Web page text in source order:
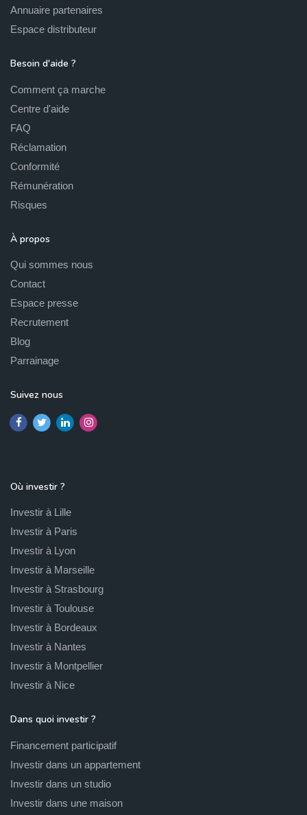
Annuaire partenaires
Espace distributeur
Besoin d'aide ?
Comment ça marche
Centre d'aide
FAQ
Réclamation
Conformité
Rémunération
Risques
À propos
Qui sommes nous
Contact
Espace presse
Recrutement
Blog
Parrainage
Suivez nous
Où investir ?
Investir à Lille
Investir à Paris
Investir à Lyon
Investir à Marseille
Investir à Strasbourg
Investir à Toulouse
Investir à Bordeaux
Investir à Nantes
Investir à Montpellier
Investir à Nice
Dans quoi investir ?
Financement participatif
Investir dans un appartement
Investir dans un studio
Investir dans une maison